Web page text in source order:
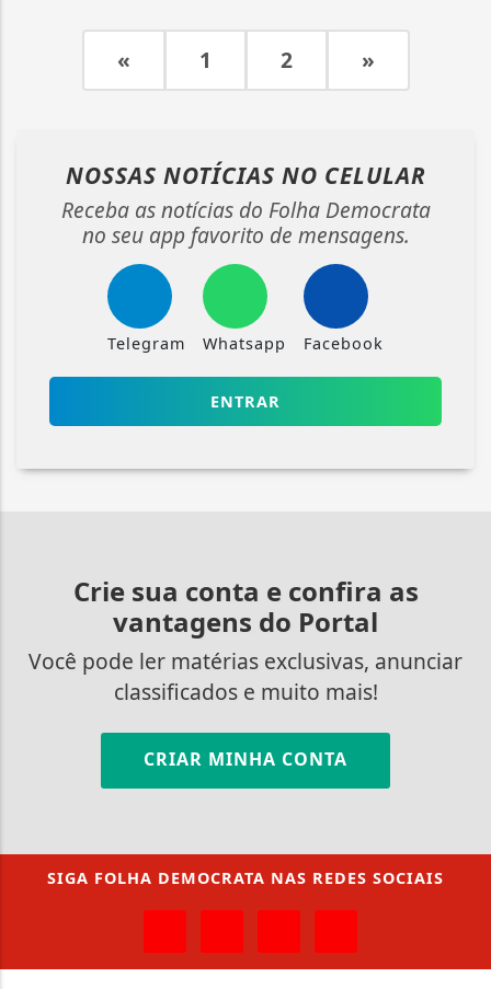
« 1 2 »
NOSSAS NOTÍCIAS NO CELULAR
Receba as notícias do Folha Democrata
no seu app favorito de mensagens.
Telegram Whatsapp Facebook
ENTRAR
Crie sua conta e confira as
vantagens do Portal
Você pode ler matérias exclusivas, anunciar
classificados e muito mais!
CRIAR MINHA CONTA
SIGA FOLHA DEMOCRATA NAS REDES SOCIAIS